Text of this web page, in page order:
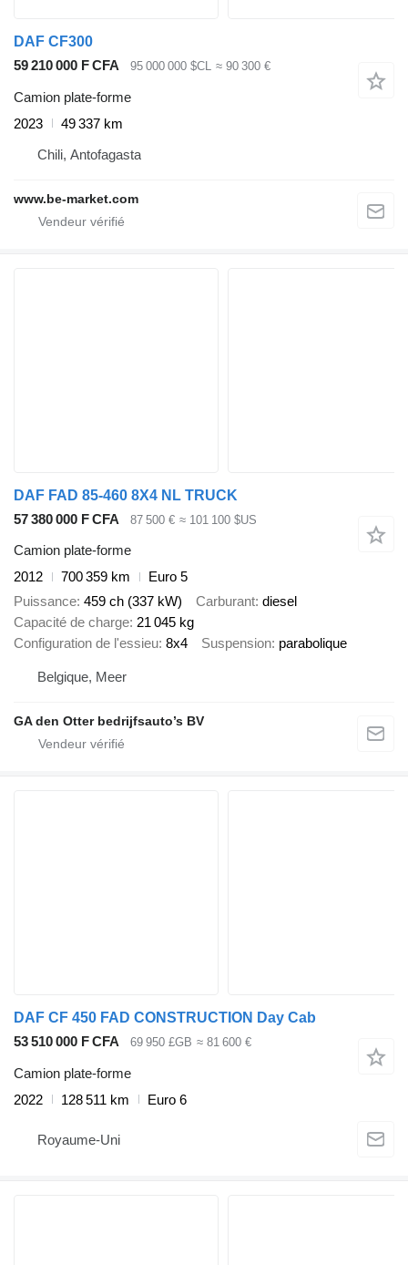
DAF CF300
59 210 000 F CFA
95 000 000 $CL ≈ 90 300 €
Camion plate-forme
2023
49 337 km
Chili, Antofagasta
www.be-market.com
DAF FAD 85-460 8X4 NL TRUCK
57 380 000 F CFA
87 500 € ≈ 101 100 $US
Camion plate-forme
2012
700 359 km
Euro 5
Puissance 459 ch (337 kW) Carburant diesel
Capacité de charge 21 045 kg
Configuration de l'essieu 8x4 Suspension parabolique
Belgique, Meer
GA den Otter bedrijfsauto’s BV
DAF CF 450 FAD CONSTRUCTION Day Cab
53 510 000 F CFA
69 950 £GB ≈ 81 600 €
Camion plate-forme
2022
128 511 km Euro 6
Royaume-Uni